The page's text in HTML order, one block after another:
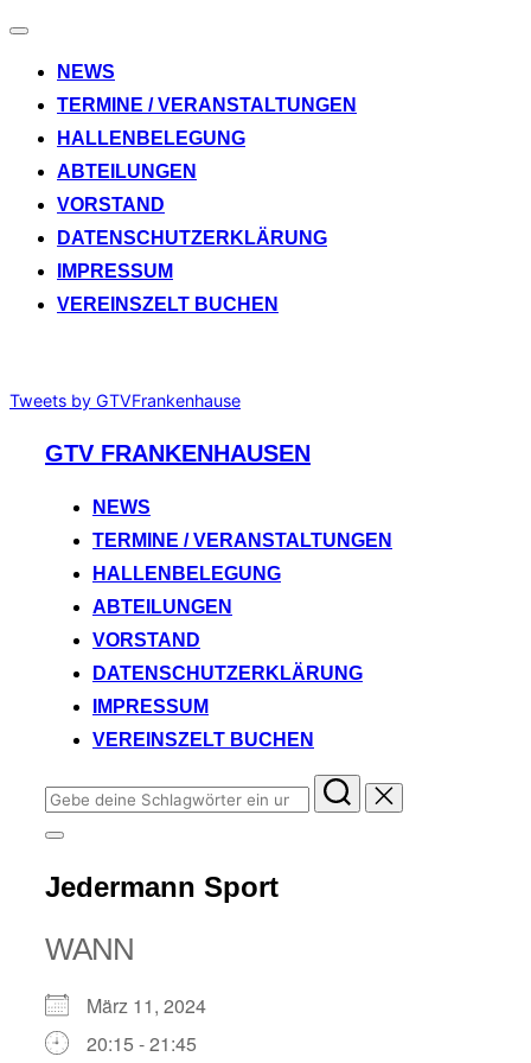
Navigation
NEWS
TERMINE / VERANSTALTUNGEN
HALLENBELEGUNG
ABTEILUNGEN
VORSTAND
DATENSCHUTZERKLÄRUNG
IMPRESSUM
VEREINSZELT BUCHEN
Tweets by GTVFrankenhause
springen
GTV FRANKENHAUSEN
NEWS
TERMINE / VERANSTALTUNGEN
HALLENBELEGUNG
ABTEILUNGEN
VORSTAND
DATENSCHUTZERKLÄRUNG
IMPRESSUM
VEREINSZELT BUCHEN
Suchen
nach:
Seitenleiste
Navigation
umschalten
Jedermann Sport
WANN
März 11, 2024
20:15 - 21:45